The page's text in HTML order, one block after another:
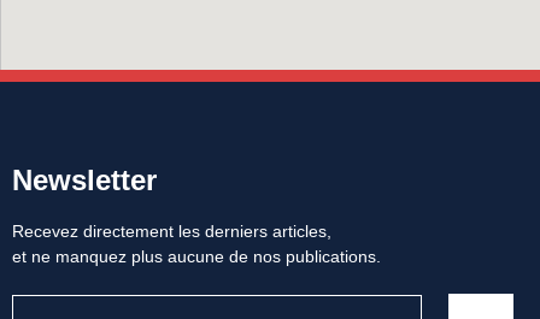
Newsletter
Recevez directement les derniers articles,
et ne manquez plus aucune de nos publications.